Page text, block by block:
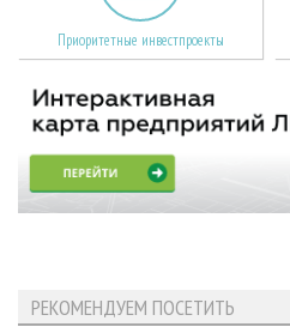
Приоритетные инвестпроекты
РЕКОМЕНДУЕМ ПОСЕТИТЬ